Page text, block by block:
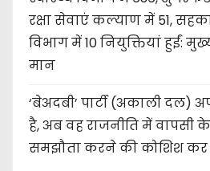
रक्षा सेवाएं कल्याण में 51,
विभाग में 10 नियुक्तियां हुईं:
मान
‘बेअदबी’ पार्टी (अकाली दल)
है, अब वह राजनीति में वापसी
समझौता करने की कोशिश कर